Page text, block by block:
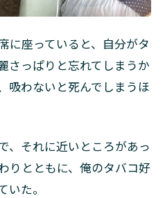
に座っていると、自分がタ
さっぱりと忘れてしまうか
吸わないと死んでしまうほ
、それに近いところがあっ
りとともに、俺のタバコ好
た。